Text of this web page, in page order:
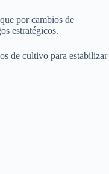
por cambios de
estratégicos.
de cultivo para estabilizar